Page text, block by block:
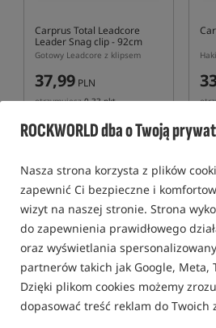
ROCKWORLD dba o Twoją
Nasza strona korzysta z plików
zapewnić Ci bezpieczne i
wizyt na naszej stronie. Strona
do zapewnienia prawidłowego
oraz wyświetlania
partnerów takich jak Google, Meta,
Dzięki plikom cookies możemy
dopasować treść reklam do Twoich
Carprus Total Leadcore
Leader Snag clip - 92cm
60lb
Gotowy Leadcore z klipsem
37,99 PLN
otrzymujesz0,33 pkt